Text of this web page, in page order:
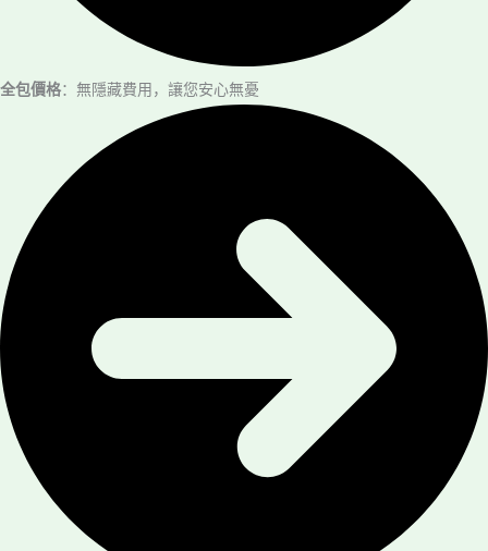
全包價格：無隱藏費用，讓您安心無憂